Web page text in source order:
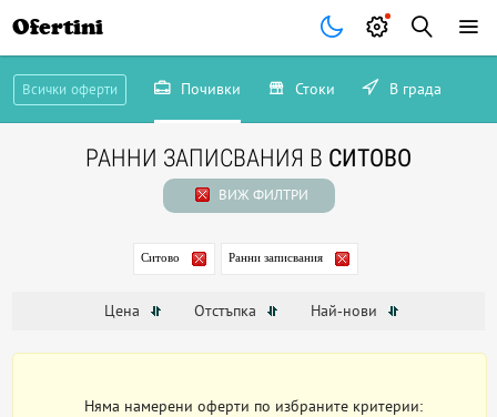
Ofertini
Всички оферти Почивки Стоки В града
РАННИ ЗАПИСВАНИЯ В СИТОВО
ВИЖ ФИЛТРИ
Ситово Ранни записвания
Цена Отстъпка Най-нови
Няма намерени оферти по избраните критерии: